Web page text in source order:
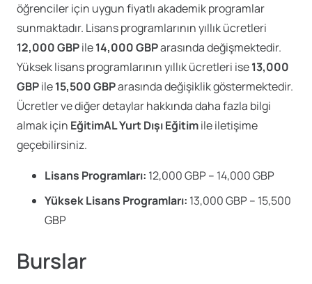
öğrenciler için uygun fiyatlı akademik programlar
sunmaktadır. Lisans programlarının yıllık ücretleri
12,000 GBPile14,000 GBParasında değişmektedir.
Yüksek lisans programlarının yıllık ücretleri ise13,000
GBPile15,500 GBParasında değişiklik göstermektedir.
Ücretler ve diğer detaylar hakkında daha fazla bilgi
almak için EğitimAL Yurt Dışı Eğitimile iletişime
geçebilirsiniz.
Lisans Programları: 12,000 GBP – 14,000 GBP
Yüksek Lisans Programları: 13,000 GBP – 15,500
GBP
Burslar